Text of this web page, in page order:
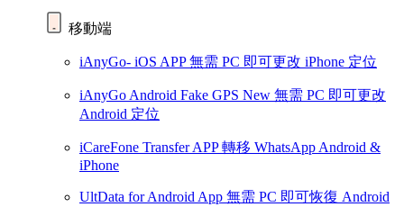
移動端
iAnyGo- iOS APP無需 PC 即可更改 iPhone 定位
iAnyGo Android Fake GPS New 無需 PC 即可更改
Android 定位
iCareFone Transfer APP 轉移 WhatsApp Android &
iPhone
UltData for Android App 無需 PC 即可恢復 Android